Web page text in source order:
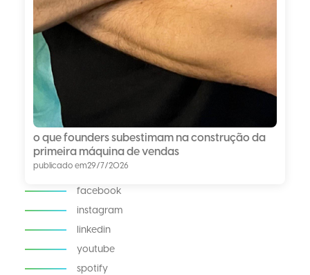
o que founders subestimam na construção da
primeira máquina de vendas
publicado em29/7/2026
facebook
instagram
linkedin
youtube
spotify